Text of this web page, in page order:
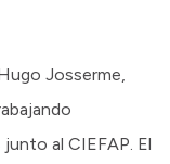
Josserme,
al CIEFAP. El